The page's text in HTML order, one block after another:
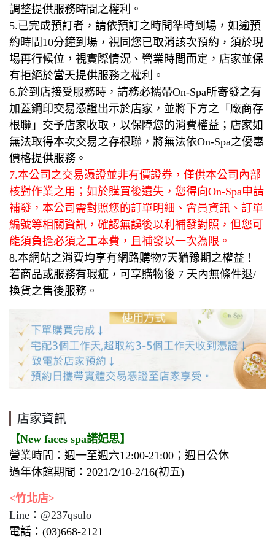
調整提供服務時間之權利。
5.已完成預訂者，請依預訂之時間準時到場，如逾預
約時間10分鐘到場，視同您已取消該次預約，須於現
場再行候位，視實際情況、營業時間而定，店家並保
有拒絕於當天提供服務之權利。
6.於到店接受服務時，請務必攜帶On-Spa所寄發之有
加蓋鋼印交易憑證出示於店家，並將下方之「廠商存
根聯」交予店家收取，以保障您的消費權益；店家如
無法取得本次交易之存根聯，將無法依On-Spa之優惠
價格提供服務。
7.本公司之交易憑證並非有價證券，僅供本公司內部
核對作業之用；如於購買後遺失，您得向On-Spa申請
補發，本公司需對照您的訂單明細、會員資訊、訂單
編號等相關資訊，確認無誤後以利補發對照，但您可
能須負擔必須之工本費，且補發以一次為限。
8.本網站之消費均享有網路購物7天猶豫期之權益！
若商品或服務有瑕疵，可享購物後 7 天內無條件退/
換貨之售後服務。
店家資訊
【New faces spa諾妃思】
營業時間︰週一至週六12:00-21:00；週日公休
過年休館期間：2021/2/10-2/16(初五)
<竹北店>
Line：@237qsulo
電話︰(03)668-2121